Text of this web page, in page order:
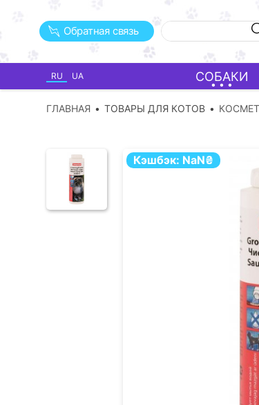
Обратная связь
RU UA СОБАКИ
ГЛАВНАЯ ТОВАРЫ ДЛЯ КОТОВ
Кэшбэк: NaN₴